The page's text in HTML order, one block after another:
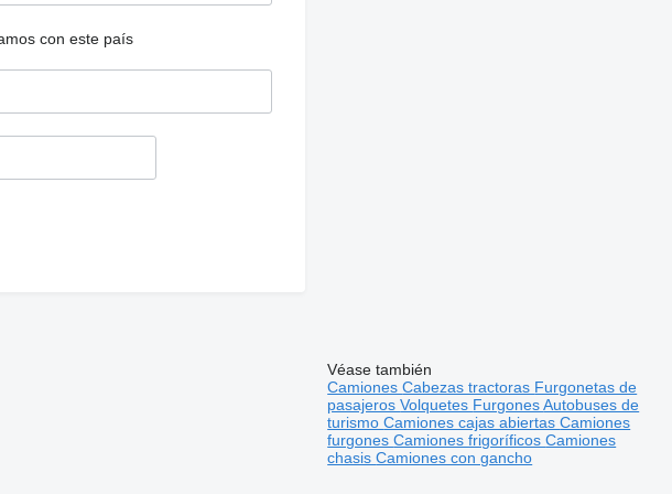
con este país
Véase también
CamionesCabezas tractoras Furgonetas de
pasajerosVolquetes FurgonesAutobuses de
turismoCamiones cajas abiertasCamiones
furgonesCamiones frigoríficosCamiones
chasisCamiones con gancho